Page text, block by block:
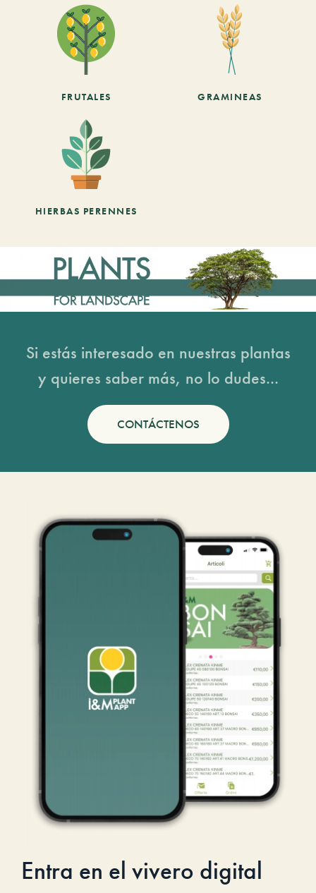
FRUTALES GRAMINEAS
HIERBAS PERENNES
Si estás interesado en nuestras plantas
y quieres saber más, no lo dudes...
CONTÁCTENOS
Entra en el vivero digital